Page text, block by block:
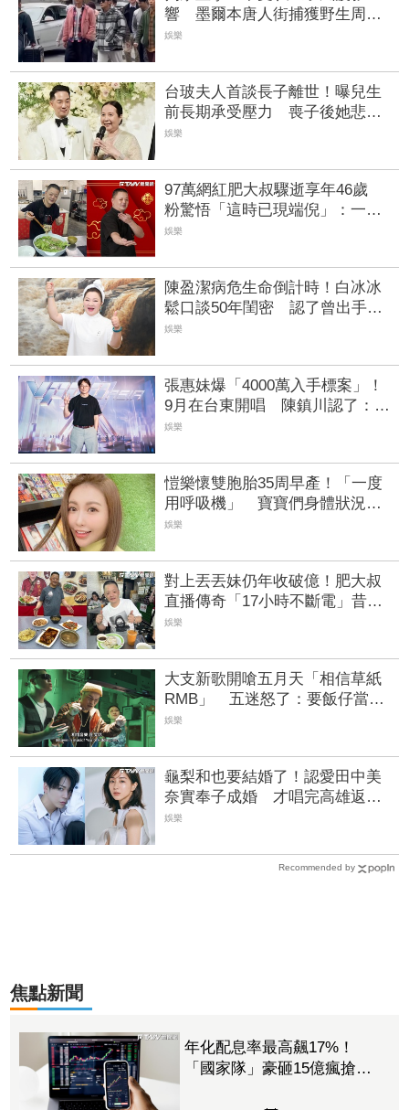
響 墨爾本唐人街捕獲野生周杰
倫
娛樂
台玻夫人首談長子離世！曝兒生
前長期承受壓力 喪子後她悲痛
足不出戶
娛樂
97萬網紅肥大叔驟逝享年46歲
粉驚悟「這時已現端倪」：一直
覺得不對勁
娛樂
陳盈潔病危生命倒計時！白冰冰
鬆口談50年閨密 認了曾出手金
援
娛樂
張惠妹爆「4000萬入手標案」！
9月在台東開唱 陳鎮川認了：她
想為家鄉做事
娛樂
愷樂懷雙胞胎35周早產！「一度
用呼吸機」 寶寶們身體狀況曝
光
娛樂
對上丟丟妹仍年收破億！肥大叔
直播傳奇「17小時不斷電」昔曝
靠3大核心：走得長久
娛樂
大支新歌開嗆五月天「相信草紙
RMB」 五迷怒了：要飯仔當我
們是塑膠喔 | FTNN 新聞網
娛樂
龜梨和也要結婚了！認愛田中美
奈實奉子成婚 才唱完高雄返日
拋雙喜震撼彈
娛樂
Recommended by
焦點新聞
年化配息率最高飆17%！
「國家隊」豪砸15億瘋搶這6